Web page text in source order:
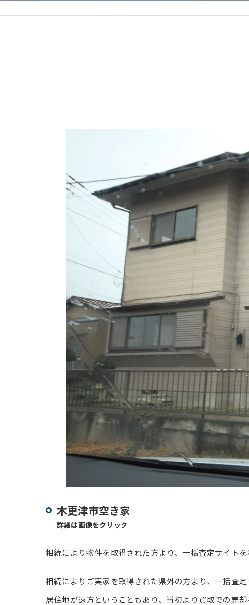
木更津市空き家
詳細は画像をクリック
相続により物件を取得された方より、一括査定サイト
相続によりご実家を取得された県外の方より、一括査
居住地が遠方ということもあり、当初より買取での売却